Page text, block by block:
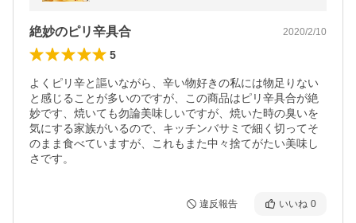
絶妙のピリ辛具合 2020/2/10
5
よくピリ辛と謳いながら、辛い物好きの私には物足りない
と感じることが多いのですが、この商品はピリ辛具合が絶
妙です、焼いても勿論美味しいですが、焼いた時の臭いを
気にする家族がいるので、キッチンバサミで細く切ってそ
のまま食べていますが、これもまた中々捨てがたい美味し
さです。
違反報告 いいね 0